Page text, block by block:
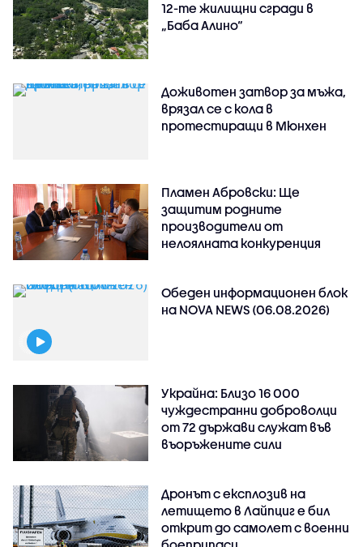
12-те жилищни сгради в
„Баба Алино“
Доживотен затвор за мъжа,
врязал се с кола в
протестиращи в Мюнхен
Пламен Абровски: Ще
защитим родните
производители от
нелоялната конкуренция
Обеден информационен блок
на NOVA NEWS (06.08.2026)
Украйна: Близо 16 000
чуждестранни доброволци
от 72 държави служат във
въоръжените сили
Дронът с експлозив на
летището в Лайпциг е бил
открит до самолет с военни